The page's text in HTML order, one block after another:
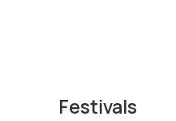
Festivals